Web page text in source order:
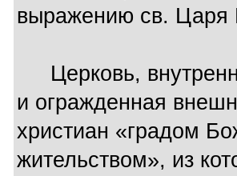
выражению св. Царя
Церковь,
и огражденная
христиан «градом
жительством», из